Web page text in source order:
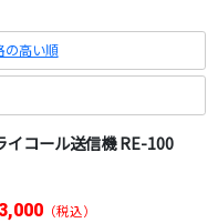
の高い順
イコール送信機 RE-100
（税込）